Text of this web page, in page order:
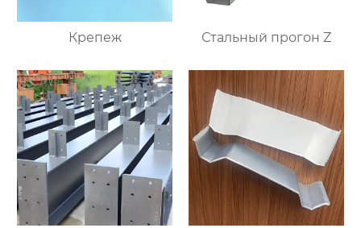
Крепеж Стальный прогон Z